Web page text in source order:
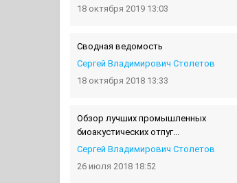
18 октября 2019 13:03
Сводная ведомость
Сергей Владимирович Столетов
18 октября 2018 13:33
Обзор лучших промышленных
биоакустических отпуг...
Сергей Владимирович Столетов
26 июля 2018 18:52